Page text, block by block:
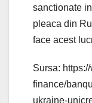
sanctionate
pleaca din
face acest
Sursa:
finance/
ukraine-